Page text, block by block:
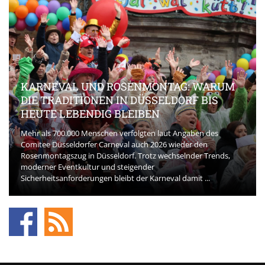
KARNEVAL UND ROSENMONTAG: WARUM
DIE TRADITIONEN IN DÜSSELDORF BIS
HEUTE LEBENDIG BLEIBEN
Mehr als 700.000 Menschen verfolgten laut Angaben des
Comitee Düsseldorfer Carneval auch 2026 wieder den
Rosenmontagszug in Düsseldorf. Trotz wechselnder Trends,
moderner Eventkultur und steigender
Sicherheitsanforderungen bleibt der Karneval damit ...